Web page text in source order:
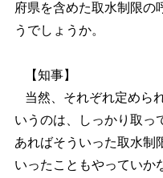
府県を含めた取水制限の
うでしょうか。
【知事】
当然、それぞれ定めら
いうのは、しっかり取っ
あればそういった取水制
いったこともやっていか